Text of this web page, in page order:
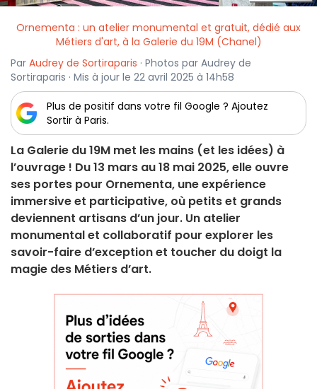
Ornementa : un atelier monumental et gratuit, dédié aux
Métiers d'art, à la Galerie du 19M (Chanel)
Par Audrey de Sortiraparis · Photos par Audrey de
Sortiraparis · Mis à jour le 22 avril 2025 à 14h58
Plus de positif dans votre fil Google ? Ajoutez
Sortir à Paris.
La Galerie du 19M met les mains (et les idées) à
l’ouvrage ! Du 13 mars au 18 mai 2025, elle ouvre
ses portes pour Ornementa, une expérience
immersive et participative, où petits et grands
deviennent artisans d’un jour. Un atelier
monumental et collaboratif pour explorer les
savoir-faire d’exception et toucher du doigt la
magie des Métiers d’art.